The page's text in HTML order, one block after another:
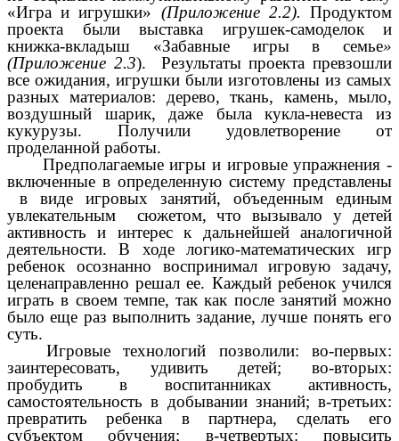
«Игра и игрушки» (Приложение 2.2). Продуктом
проекта были выставка игрушек-самоделок и
книжка-вкладыш «Забавные игры в семье»
(Приложение 2.3). Результаты проекта превзошли
все ожидания, игрушки были изготовлены из самых
разных материалов: дерево, ткань, камень, мыло,
воздушный шарик, даже была кукла-невеста из
кукурузы. Получили удовлетворение от
проделанной работы.
Предполагаемые игры и игровые упражнения -
включенные в определенную систему представлены
в виде игровых занятий, объеденным единым
увлекательным сюжетом, что вызывало у детей
активность и интерес к дальнейшей аналогичной
деятельности. В ходе логико-математических игр
ребенок осознанно воспринимал игровую задачу,
целенаправленно решал ее. Каждый ребенок учился
играть в своем темпе, так как после занятий можно
было еще раз выполнить задание, лучше понять его
суть.
Игровые технологий позволили: во-первых:
заинтересовать, удивить детей; во-вторых:
пробудить в воспитанниках активность,
самостоятельность в добывании знаний; в-третьих:
превратить ребенка в партнера, сделать его
субъектом обучения; в-четвертых: повысить